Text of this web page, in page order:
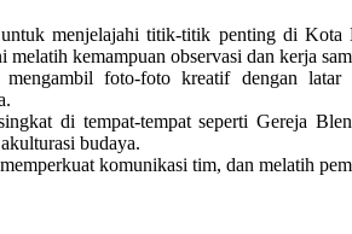
menjelajahi titik-titik penting di Kota
kemampuan observasi dan kerja
foto-foto kreatif dengan latar
di tempat-tempat seperti Gereja
budaya.
komunikasi tim, dan melatih